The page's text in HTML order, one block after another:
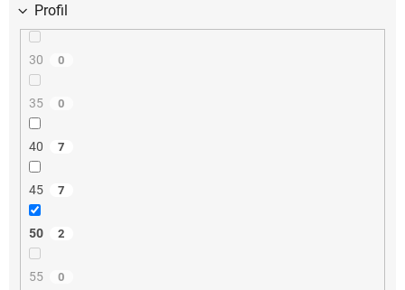
Profil
30 0
35 0
40 7
45 7
50 2
55 0